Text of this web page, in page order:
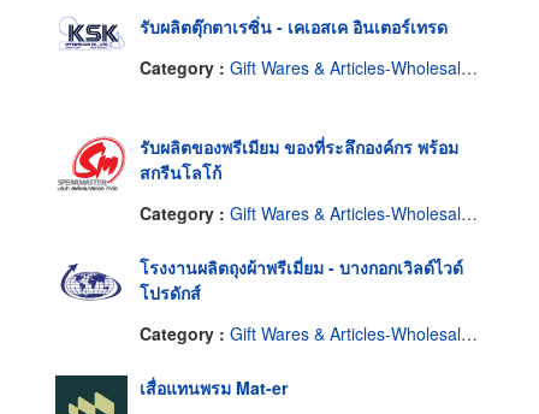
รับผลิตตุ๊กตาเรซิ่น - เคเอสเค อินเตอร์เทรด
Category : Gift Wares & Articles-Wholesale & Manufacturers
รับผลิตของพรีเมียม ของที่ระลึกองค์กร พร้อม
สกรีนโลโก้
Category : Gift Wares & Articles-Wholesale & Manufacturers
โรงงานผลิตถุงผ้าพรีเมี่ยม - บางกอกเวิลด์ไวด์
โปรดักส์
Category : Gift Wares & Articles-Wholesale & Manufacturers
เสื่อแทนพรม Mat-er